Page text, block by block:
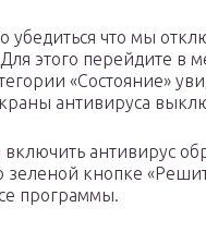
убедиться что мы
Для этого перейдите в
«Состояние»
антивируса
включить антивирус
зеленой кнопке
программы.